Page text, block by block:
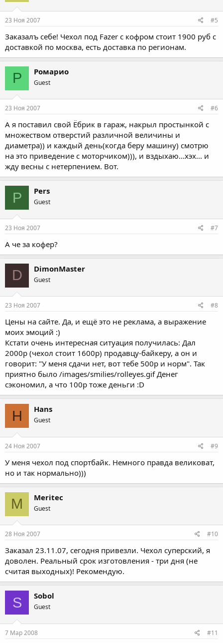
23 Ноя 2007 #5
Заказалъ себе! Чехол под Fazer с кофром стоит 1900 руб с
доставкой по москва, есть доставка по регионам.
Р Ромарио
Guest
23 Ноя 2007 #6
А я поставил свой Ёбрик в гараж, накрыл простынкой с
множеством отверстий различной величины и
диаметра)) и каждый день(когда беру машину) смотрю
на это приведение с моторчиком))), и вздыхаю...хэх... и
жду весны с нетерпением. Вот.
P Pers
Guest
23 Ноя 2007 #7
А че за кофер?
D DimonMaster
Guest
23 Ноя 2007 #8
Цены на сайте. Да, и ещё это не реклама, а выражение
моих эмоций :)
Кстати очень интересная ситуация получилась: Дал
2000р (чехол стоит 1600р) продавцу-байкеру, а он и
говорит: "У меня сдачи нет, вот тебе 500р и норм". Так
приятно было /images/smilies/rolleyes.gif Денег
сэкономил, а что 100р тоже деньги :D
H Hans
Guest
24 Ноя 2007 #9
У меня чехол под спортбайк. Немного правда великоват,
но и так нормально)))
M Meritec
Guest
28 Ноя 2007 #10
Заказал 23.11.07, сегодня привезли. Чехол суперский, я
доволен. Реальный срок изготовления - три дня (не
считая выходных)! Рекомендую.
S Sobol
Guest
7 Мар 2008 #11